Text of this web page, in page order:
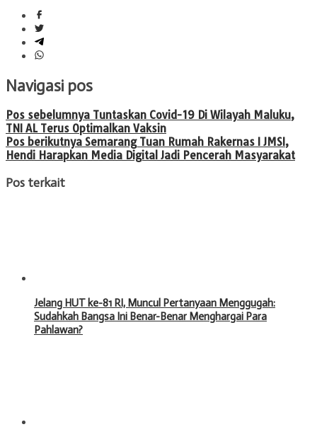
Navigasi pos
Pos sebelumnya Tuntaskan Covid-19 Di Wilayah Maluku,
TNI AL Terus Optimalkan Vaksin
Pos berikutnya Semarang Tuan Rumah Rakernas I JMSI,
Hendi Harapkan Media Digital Jadi Pencerah Masyarakat
Pos terkait
Jelang HUT ke-81 RI, Muncul Pertanyaan Menggugah:
Sudahkah Bangsa Ini Benar-Benar Menghargai Para
Pahlawan?